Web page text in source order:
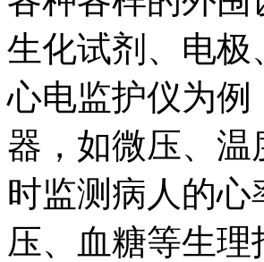
生化试剂、电
心电监护仪为
器，如微压、
时监测病人的
压、血糖等生理